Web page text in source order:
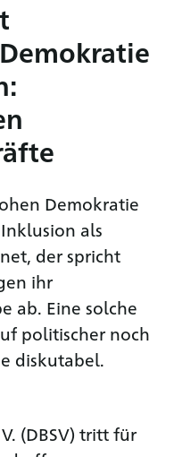
Demokratie
als
der spricht
ihr
ab. Eine solche
politischer noch
diskutabel.
(DBSV) tritt für